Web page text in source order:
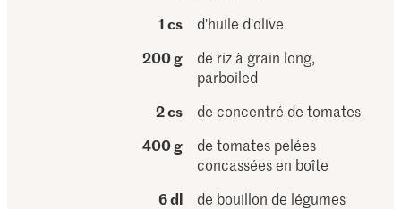
1 cs
d'huile d'olive
200 g
de riz à grain long,
parboiled
2 cs
de concentré de tomates
400 g
de tomates pelées
concassées en boîte
6 dl
de bouillon de légumes